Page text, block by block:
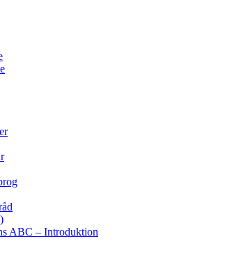
ABC – Introduktion